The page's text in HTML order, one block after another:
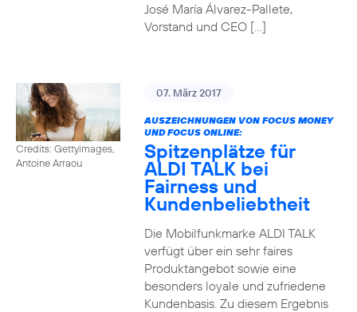
José María Álvarez-Pallete,
Vorstand und CEO […]
Credits: Gettyimages,
Antoine Arraou
07. März 2017
AUSZEICHNUNGEN VON FOCUS MONEY
UND FOCUS ONLINE:
Spitzenplätze für
ALDI TALK bei
Fairness und
Kundenbeliebtheit
Die Mobilfunkmarke ALDI TALK
verfügt über ein sehr faires
Produktangebot sowie eine
besonders loyale und zufriedene
Kundenbasis. Zu diesem Ergebnis